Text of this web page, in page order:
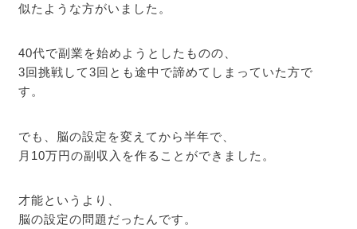
似たような方がいました。
40代で副業を始めようとしたものの、
3回挑戦して3回とも途中で諦めてしまっていた方で
す。
でも、脳の設定を変えてから半年で、
月10万円の副収入を作ることができました。
才能というより、
脳の設定の問題だったんです。